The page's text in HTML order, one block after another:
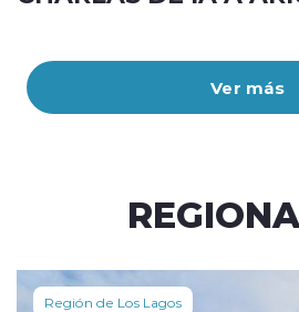
Ver más
Región de Los Lagos